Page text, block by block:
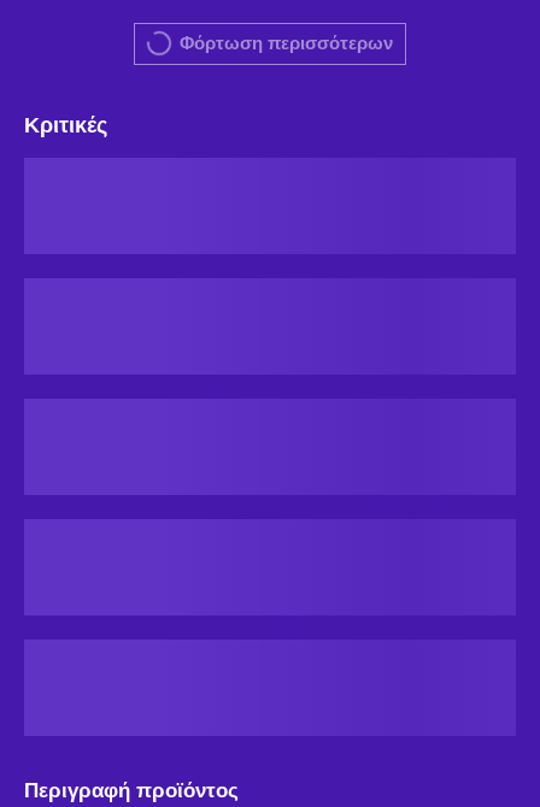
Φόρτωση περισσότερων
Κριτικές
Περιγραφή προϊόντος